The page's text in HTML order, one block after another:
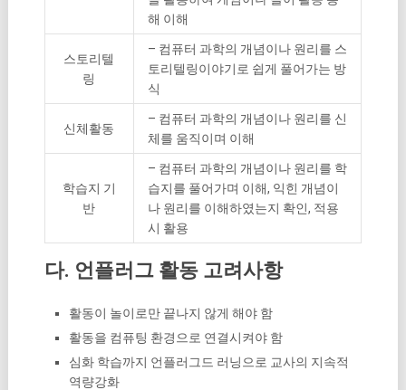
해 이해
스토리텔
링
– 컴퓨터 과학의 개념이나 원리를 스
토리텔링이야기로 쉽게 풀어가는 방
식
신체활동
– 컴퓨터 과학의 개념이나 원리를 신
체를 움직이며 이해
학습지 기
반
– 컴퓨터 과학의 개념이나 원리를 학
습지를 풀어가며 이해, 익힌 개념이
나 원리를 이해하였는지 확인, 적용
시 활용
다. 언플러그 활동 고려사항
활동이 놀이로만 끝나지 않게 해야 함
활동을 컴퓨팅 환경으로 연결시켜야 함
심화 학습까지 언플러그드 러닝으로 교사의 지속적
역량강화